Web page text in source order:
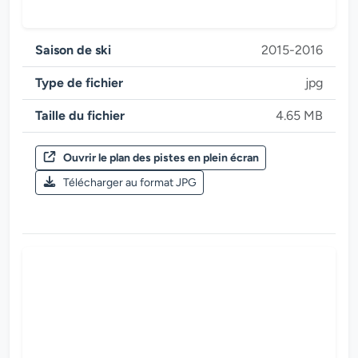
Saison de ski 2015-2016
Zillertal Arena
Saison de ski 2015-2016
Type de fichier jpg
Taille du fichier 4.65 MB
Ouvrir le plan des pistes en plein écran
Télécharger au format JPG